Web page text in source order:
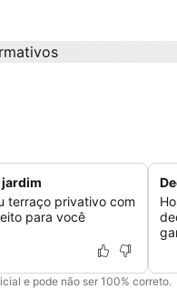
jardim
terraço privativo com
para você
e pode não ser 100% correto.